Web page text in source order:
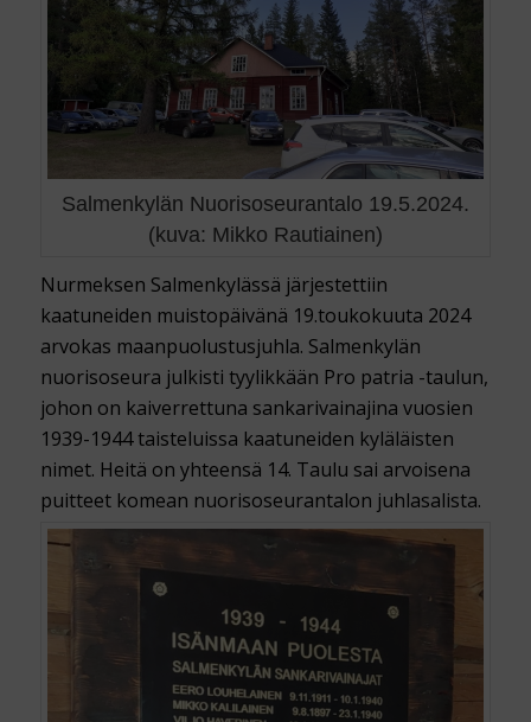
Salmenkylän Nuorisoseurantalo 19.5.2024.
(kuva: Mikko Rautiainen)
Nurmeksen Salmenkylässä järjestettiin
kaatuneiden muistopäivänä 19.toukokuuta 2024
arvokas maanpuolustusjuhla. Salmenkylän
nuorisoseura julkisti tyylikkään Pro patria -taulun,
johon on kaiverrettuna sankarivainajina vuosien
1939-1944 taisteluissa kaatuneiden kyläläisten
nimet. Heitä on yhteensä 14. Taulu sai arvoisena
puitteet komean nuorisoseurantalon juhlasalista.